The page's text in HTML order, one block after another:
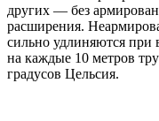
других — без
расширения.
сильно удлиняются при
на каждые 10 метров
градусов Цельсия.